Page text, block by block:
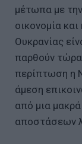
μέτωπα με
οικονομία
Ουκρανίας
παρθούν
περίπτωση η
άμεση
από μια
αποστάσεων